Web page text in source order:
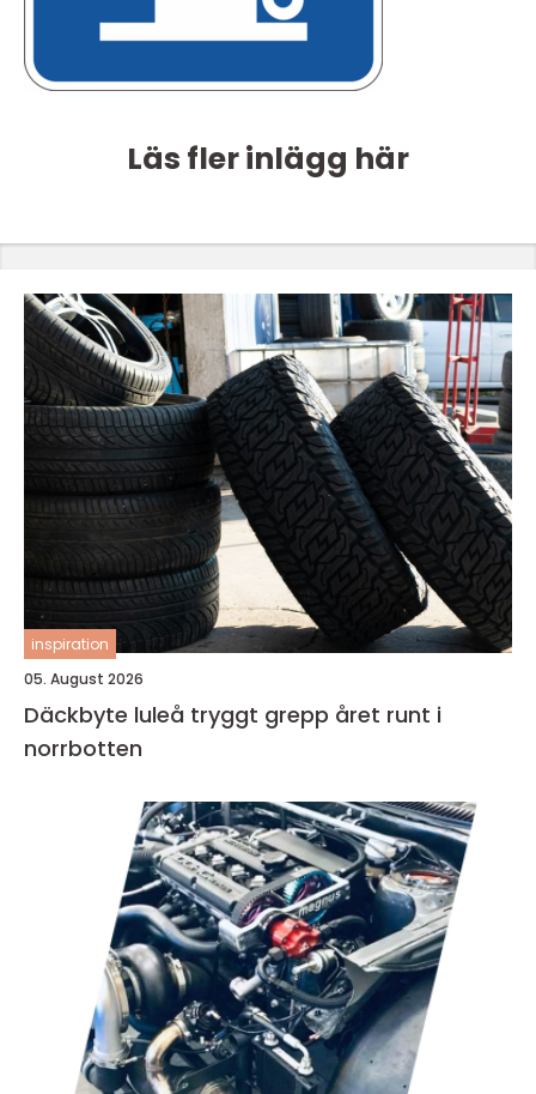
Läs fler inlägg här
inspiration
05. August 2026
Däckbyte luleå tryggt grepp året runt i
norrbotten